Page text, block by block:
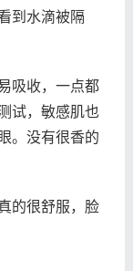
到水滴被隔
吸收，一点都
试，敏感肌也
。没有很香的
的很舒服，脸